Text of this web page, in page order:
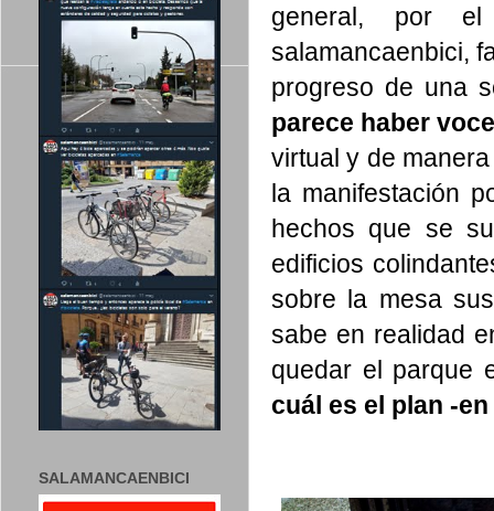
general, por
salamancaenbici,
progreso de una
parece haber
virtual y de
la manifestación
hechos que se
edificios
sobre la mesa
sabe en realidad
quedar el parque
cuál es el plan -
SALAMANCAENBICI